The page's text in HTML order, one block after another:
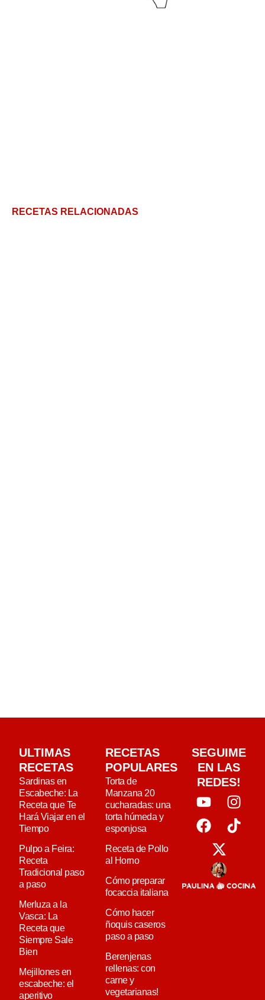
RECETAS RELACIONADAS
ULTIMAS
RECETAS
Sardinas en
Escabeche: La
Receta que Te
Hará Viajar en el
Tiempo
Pulpo a Feira:
Receta
Tradicional paso
a paso
Merluza a la
Vasca: La
Receta que
Siempre Sale
Bien
Mejillones en
escabeche: el
aperitivo
RECETAS
POPULARES
Torta de
Manzana 20
cucharadas: una
torta húmeda y
esponjosa
Receta de Pollo
al Horno
Cómo preparar
focaccia italiana
Cómo hacer
ñoquis caseros
paso a paso
Berenjenas
rellenas: con
carne y
vegetarianas!
SEGUIME
EN LAS
REDES!